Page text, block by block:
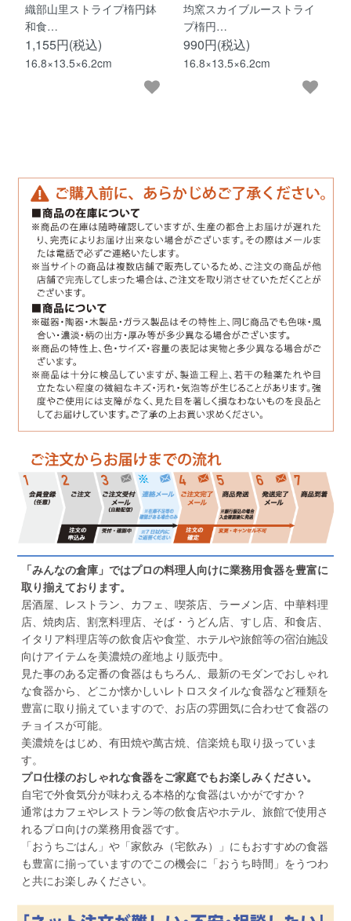
織部山里ストライプ楕円鉢
和食…
1,155円(税込)
16.8×13.5×6.2cm
均窯スカイブルーストライ
プ楕円…
990円(税込)
16.8×13.5×6.2cm
「みんなの倉庫」ではプロの料理人向けに業務用食器を豊富に
取り揃えております。
居酒屋、レストラン、カフェ、喫茶店、ラーメン店、中華料理
店、焼肉店、割烹料理店、そば・うどん店、すし店、和食店、
イタリア料理店等の飲食店や食堂、ホテルや旅館等の宿泊施設
向けアイテムを美濃焼の産地より販売中。
見た事のある定番の食器はもちろん、最新のモダンでおしゃれ
な食器から、どこか懐かしいレトロスタイルな食器など種類を
豊富に取り揃えていますので、お店の雰囲気に合わせて食器の
チョイスが可能。
美濃焼をはじめ、有田焼や萬古焼、信楽焼も取り扱っていま
す。
プロ仕様のおしゃれな食器をご家庭でもお楽しみください。
自宅で外食気分が味わえる本格的な食器はいかがですか？
通常はカフェやレストラン等の飲食店やホテル、旅館で使用さ
れるプロ向けの業務用食器です。
「おうちごはん」や「家飲み（宅飲み）」にもおすすめの食器
も豊富に揃っていますのでこの機会に「おうち時間」をうつわ
と共にお楽しみください。